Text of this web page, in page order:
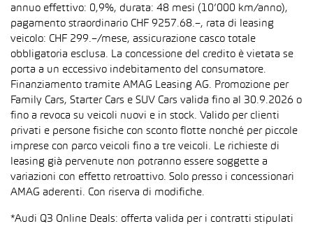
annuo effettivo: 0,9%, durata: 48 mesi (10’000 km/anno),
pagamento straordinario CHF 9257.68.–, rata di leasing
veicolo: CHF 299.–/mese, assicurazione casco totale
obbligatoria esclusa. La concessione del credito è vietata se
porta a un eccessivo indebitamento del consumatore.
Finanziamento tramite AMAG Leasing AG. Promozione per
Family Cars, Starter Cars e SUV Cars valida fino al 30.9.2026 o
fino a revoca su veicoli nuovi e in stock. Valido per clienti
privati e persone fisiche con sconto flotte nonché per piccole
imprese con parco veicoli fino a tre veicoli. Le richieste di
leasing già pervenute non potranno essere soggette a
variazioni con effetto retroattivo. Solo presso i concessionari
AMAG aderenti. Con riserva di modifiche.
*Audi Q3 Online Deals: offerta valida per i contratti stipulati